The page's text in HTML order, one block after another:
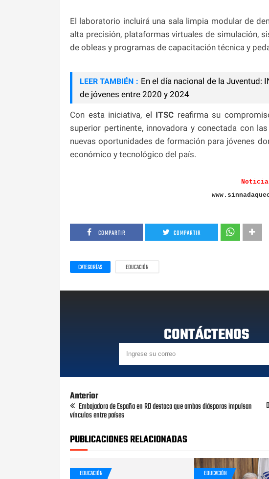
El laboratorio incluirá una sala limpia modular de
alta precisión, plataformas virtuales de simulación,
de obleas y programas de capacitación técnica y
LEER TAMBIÉN : En el día nacional de la Juventud:
de jóvenes entre 2020 y 2024
Con esta iniciativa, el ITSC reafirma su
superior pertinente, innovadora y conectada con
nuevas oportunidades de formación para jóvenes
económico y tecnológico del país.
COMPARTIR COMPARTIR
CATEGORÍAS EDUCACIÓN
CONTÁCTENOS
Anterior
Embajadora de España en RD destaca que ambas diásporas impulsan
vínculos entre países
PUBLICACIONES RELACIONADAS
EDUCACIÓN EDUCACIÓN